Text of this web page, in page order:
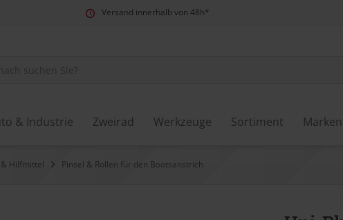
Versand innerhalb von 48h*
& Industrie Zweirad Werkzeuge Sortiment Marken
Hilfmittel Pinsel & Rollen für den Bootsanstrich